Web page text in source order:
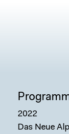
2022
Das Neue